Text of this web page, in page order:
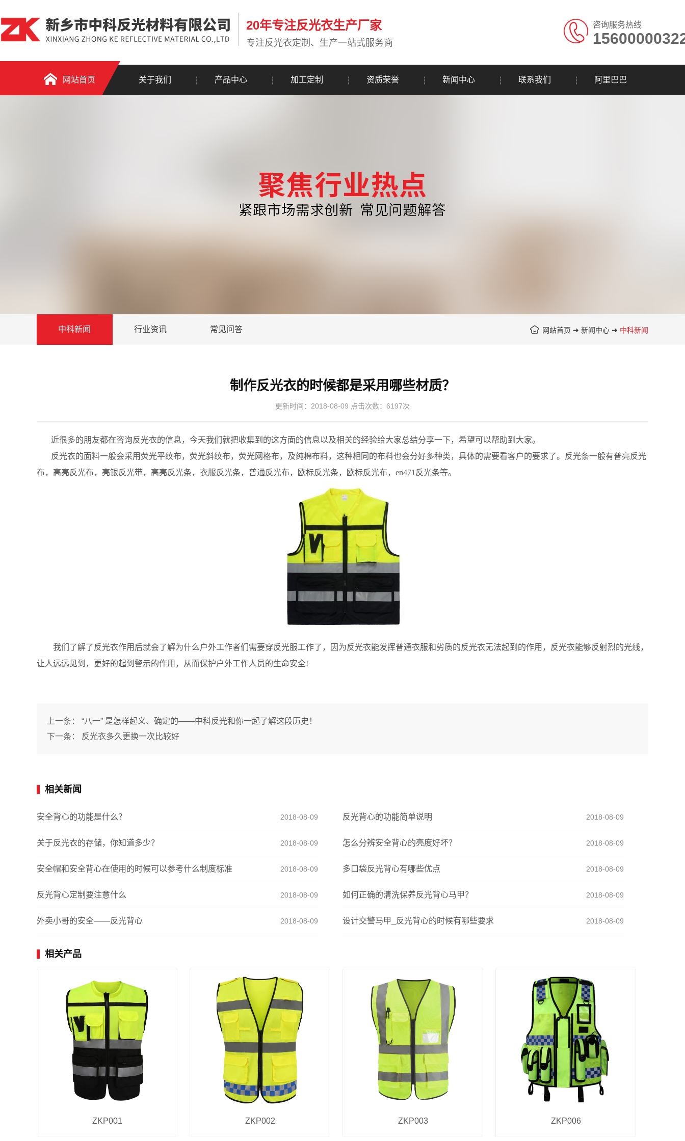
20年专注反光衣生产厂家
专注反光衣定制、生产一站式服务商
咨询服务热线
网站首页 关于我们 产品中心 加工定制 资质荣誉 新闻中心 联系我们 阿里巴巴
网站首页 ➜ 新闻中心 ➜ 中科新闻
中科新闻 行业资讯 常见问答
制作反光衣的时候都是采用哪些材质？
更新时间： 2018-08-09 点击次数： 6197次
近很多的朋友都在咨询反光衣的信息，今天我们就把收集到的这方面的信息以及相关的经验给大家总结分享一下，希望可以帮助到大家。
反光衣的面料一般会采用荧光平纹布，荧光斜纹布，荧光网格布，及纯棉布料，这种相同的布料也会分好多种类，具体的需要看客户的要求了。反光条一般有普亮反光
布，高亮反光布，亮银反光带，高亮反光条，衣服反光条，普通反光布，欧标反光条，欧标反光布，en471反光条等。
我们了解了反光衣作用后就会了解为什么户外工作者们需要穿反光服工作了，因为反光衣能发挥普通衣服和劣质的反光衣无法起到的作用，反光衣能够反射烈的光线，
让人远远见到，更好的起到警示的作用，从而保护户外工作人员的生命安全!
上一条： “八一” 是怎样起义、确定的——中科反光和你一起了解这段历史！
下一条：
反光衣多久更换一次比较好
相关新闻
2018-08-09
安全背心的功能是什么？ 2018-08-09
反光背心的功能简单说明
2018-08-09
关于反光衣的存储，你知道多少？ 2018-08-09
怎么分辨安全背心的亮度好坏？
2018-08-09
安全帽和安全背心在使用的时候可以参考什么制度标准 2018-08-09
多口袋反光背心有哪些优点
2018-08-09
反光背心定制要注意什么 2018-08-09
如何正确的清洗保养反光背心马甲？
2018-08-09
外卖小哥的安全——反光背心 2018-08-09
设计交警马甲_反光背心的时候有哪些要求
相关产品
ZKP001 ZKP002 ZKP003 ZKP006